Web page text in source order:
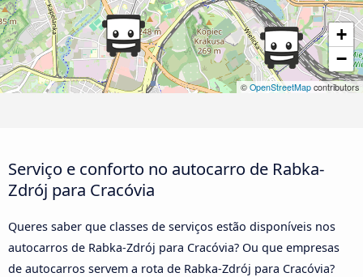
+
−
© OpenStreetMap contributors
Serviço e conforto no autocarro de Rabka-
Zdrój para Cracóvia
Queres saber que classes de serviços estão disponíveis nos
autocarros de Rabka-Zdrój para Cracóvia? Ou que empresas
de autocarros servem a rota de Rabka-Zdrój para Cracóvia?